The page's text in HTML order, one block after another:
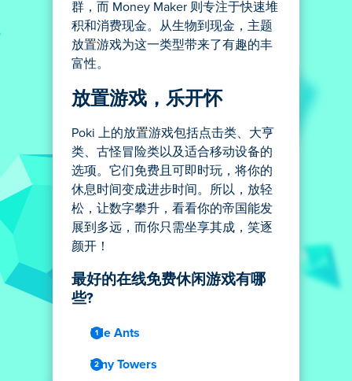
群，而 Money Maker 则专注于快速堆
积和消费现金。从生物到现金，主题
放置游戏为这一类型带来了有趣的丰
富性。
放置游戏，乐开怀
Poki 上的放置游戏包括点击类、大亨
类、古怪冒险类以及适合移动设备的
选项。它们免费且可即时玩，将你的
休息时间变成进步时间。所以，放轻
松，让数字攀升，看看你的帝国能发
展到多远，而你只需坐享其成，笑逐
颜开！
最好的在线免费休闲游戏有哪
些?
Idle Ants
Tiny Towers